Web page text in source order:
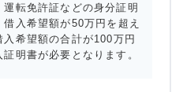
転免許証などの身分証明
入希望額が50万円を超え
入希望額の合計が100万円
明書が必要となります。